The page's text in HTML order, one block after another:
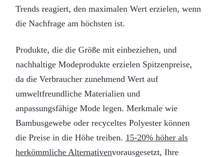
Trends reagiert, den maximalen Wert erzielen, wenn
die Nachfrage am höchsten ist.
Produkte, die die Größe mit einbeziehen, und
nachhaltige Modeprodukte erzielen Spitzenpreise,
da die Verbraucher zunehmend Wert auf
umweltfreundliche Materialien und
anpassungsfähige Mode legen. Merkmale wie
Bambusgewebe oder recyceltes Polyester können
die Preise in die Höhe treiben. 15-20% höher als
herkömmliche Alternativenvorausgesetzt, Ihre